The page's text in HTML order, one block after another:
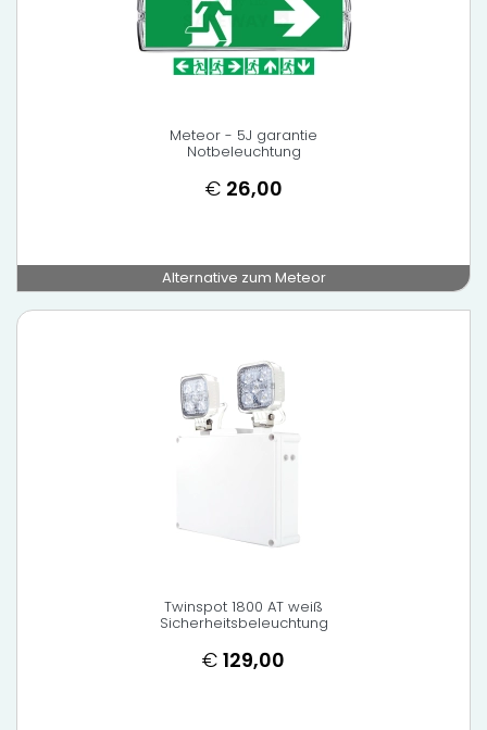
Meteor - 5J garantie
Notbeleuchtung
€ 26,00
Alternative zum Meteor
Twinspot 1800 AT weiß
Sicherheitsbeleuchtung
€ 129,00